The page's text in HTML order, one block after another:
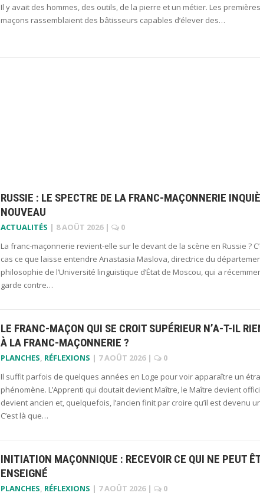
Il y avait des hommes, des outils, de la pierre et un métier. Les
maçons rassemblaient des bâtisseurs capables d’élever des…
RUSSIE : LE SPECTRE DE LA FRANC-MAÇONNERIE
NOUVEAU
ACTUALITÉS | 8 AOÛT 2026 |
0
La franc-maçonnerie revient-elle sur le devant de la scène en Russie ?
cas ce que laisse entendre Anastasia Maslova, directrice du
philosophie de l’Université linguistique d’État de Moscou, qui a
garde contre…
LE FRANC-MAÇON QUI SE CROIT SUPÉRIEUR N’A-T-IL
À LA FRANC-MAÇONNERIE ?
PLANCHES, RÉFLEXIONS | 7 AOÛT 2026 |
0
Il suffit parfois de quelques années en Loge pour voir apparaître un
phénomène. L’Apprenti qui doutait devient Maître, le Maître devient
devient ancien et, quelquefois, l’ancien finit par croire qu’il est devenu
C’est là que…
INITIATION MAÇONNIQUE : RECEVOIR CE QUI NE PEUT
ENSEIGNÉ
PLANCHES, RÉFLEXIONS | 7 AOÛT 2026 |
0